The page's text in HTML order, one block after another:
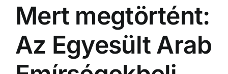
Mert megtörtént:
Az Egyesült Arab